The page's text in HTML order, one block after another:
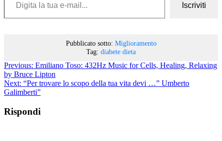
Iscriviti
Pubblicato sotto: Miglioramento
Tag: diabete dieta
Previous: Emiliano Toso: 432Hz Music for Cells, Healing, Relaxing
by Bruce Lipton
Next: “Per trovare lo scopo della tua vita devi …” Umberto
Galimberti”
Rispondi